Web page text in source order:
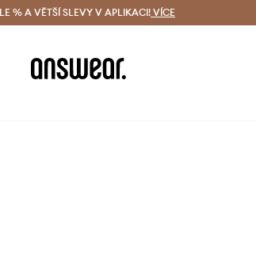
Doručení i do 24 h
% A VĚTŠÍ SLEVY V APLIKACI! VÍCE